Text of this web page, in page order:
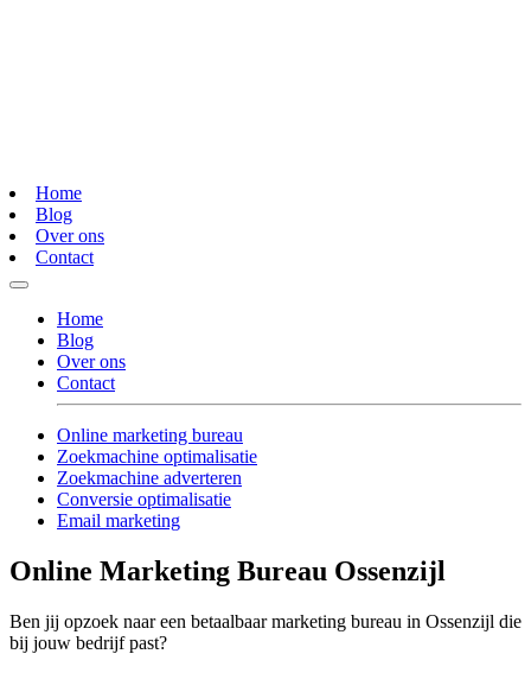
Home
Blog
Over ons
Contact
Home
Blog
Over ons
Contact
Online marketing bureau
Zoekmachine optimalisatie
Zoekmachine adverteren
Conversie optimalisatie
Email marketing
Online Marketing Bureau Ossenzijl
Ben jij opzoek naar een betaalbaar marketing bureau in Ossenzijl die
bij jouw bedrijf past?